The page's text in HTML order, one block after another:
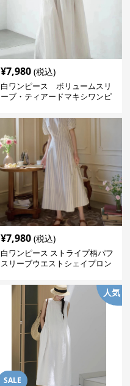
¥7,980 (税込)
白ワンピース ボリュームスリ
ーブ・ティアードマキシワンピ
¥7,980 (税込)
白ワンピース ストライプ柄パフ
スリーブウエストシェイプロン
SALE
人気